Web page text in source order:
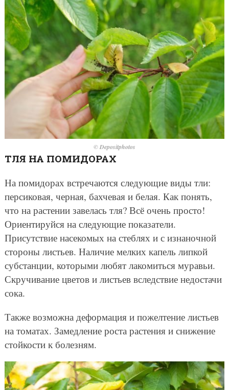
© Depositphotos
ТЛЯ НА ПОМИДОРАХ
На помидорах встречаются следующие виды тли:
персиковая, черная, бахчевая и белая. Как понять,
что на растении завелась тля? Всё очень просто!
Ориентируйся на следующие показатели.
Присутствие насекомых на стеблях и с изнаночной
стороны листьев. Наличие мелких капель липкой
субстанции, которыми любят лакомиться муравьи.
Скручивание цветов и листьев вследствие недостачи
сока.
Также возможна деформация и пожелтение листьев
на томатах. Замедление роста растения и снижение
стойкости к болезням.